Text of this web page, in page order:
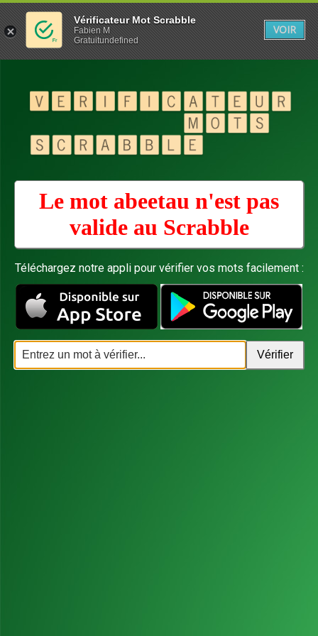
Le mot abeetau n'est pas
valide au Scrabble
Téléchargez notre appli pour vérifier vos mots facilement :
Vérificateur Mot Scrabble
Fabien M
Gratuitundefined
VOIR